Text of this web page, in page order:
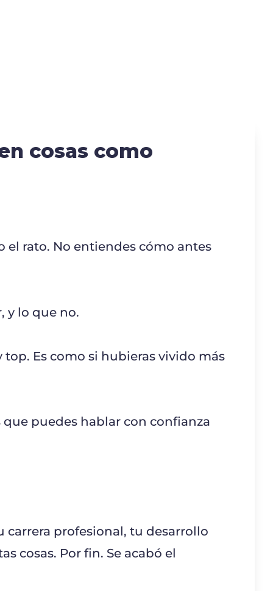
cosas como
rato. No entiendes cómo antes
y lo que no.
Es como si hubieras vivido más
puedes hablar con confianza
carrera profesional, tu desarrollo
cosas. Por fin. Se acabó el